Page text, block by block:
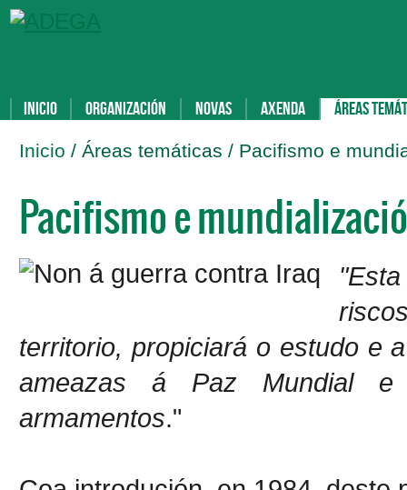
Inicio Organización Novas Axenda Áreas
Inicio / Áreas temáticas / Pacifismo e
Pacifismo e
territorio, propiciará o estudo e
ameazas á Paz Mundial
armamentos."